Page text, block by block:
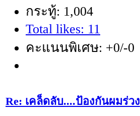
กระทู้: 1,004
Total likes: 11
คะแนนพิเศษ: +0/-0
Re: เคล็ดลับ....ป้องกันผมร่วง